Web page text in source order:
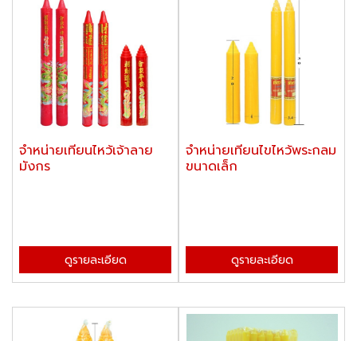
จำหน่ายเทียนไหว้เจ้าลาย
มังกร
ดูรายละเอียด
จำหน่ายเทียนไขไหว้พระกลม
ขนาดเล็ก
ดูรายละเอียด